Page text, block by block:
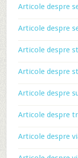
Articole despre
Articole despre
Articole despre
Articole despre
Articole despre
Articole despre
Articole despre